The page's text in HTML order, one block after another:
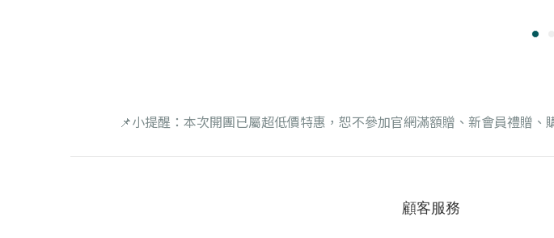
📌小提醒：本次開團已屬超低價特惠，恕不參加官網滿額贈、新會員禮贈
顧客服務